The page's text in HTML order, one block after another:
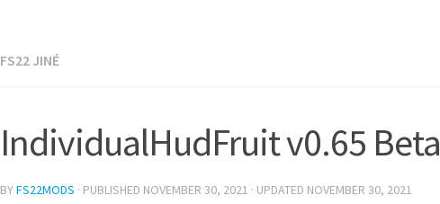
FS22 JINÉ
IndividualHudFruit v0.65 Beta
BYFS22MODS · PUBLISHED NOVEMBER 30, 2021 · UPDATED NOVEMBER 30, 2021